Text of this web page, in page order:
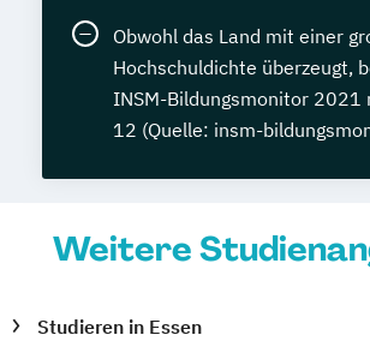
Obwohl das Land mit einer
Hochschuldichte überzeugt,
INSM-Bildungsmonitor 2021
12 (Quelle: insm-
Weitere
Studieren in Essen